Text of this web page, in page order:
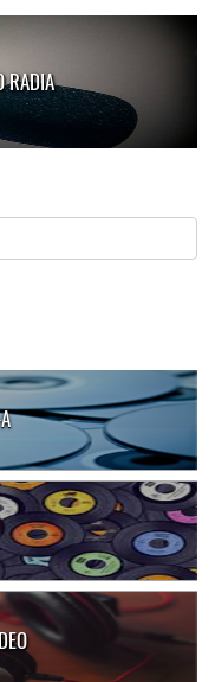
RADIA